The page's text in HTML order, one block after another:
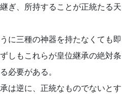
ぎ、所持することが正統たる天
に三種の神器を持たなくても即
しもこれらが皇位継承の絶対条
必要がある。
は逆に、正統なものでないとす